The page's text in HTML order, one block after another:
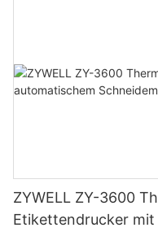
ZYWELL ZY-3600
Etikettendrucker